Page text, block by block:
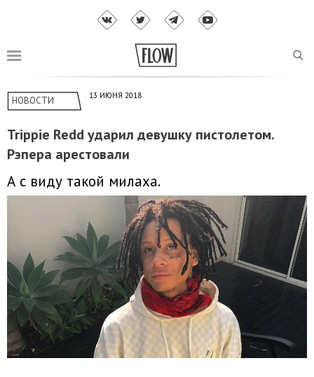
НОВОСТИ 13 ИЮНЯ 2018
Trippie Redd ударил девушку пистолетом.
Рэпера арестовали
А с виду такой милаха.